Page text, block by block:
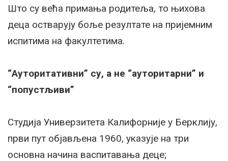
Што су већа примања родитеља, то њихова
деца остварују боље резултате на пријемним
испитима на факултетима.
“Ауторитативни” су, а не “ауторитарни” и
“попустљиви”
Студија Универзитета Калифорније у Берклију,
први пут објављена 1960, указује на три
основна начина васпитавања деце;